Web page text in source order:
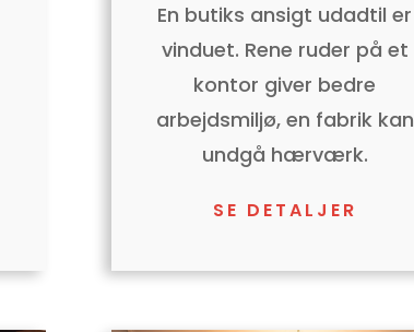
En butiks ansigt udadtil er
vinduet. Rene ruder på et
kontor giver bedre
arbejdsmiljø, en fabrik kan
undgå hærværk.
SE DETALJER